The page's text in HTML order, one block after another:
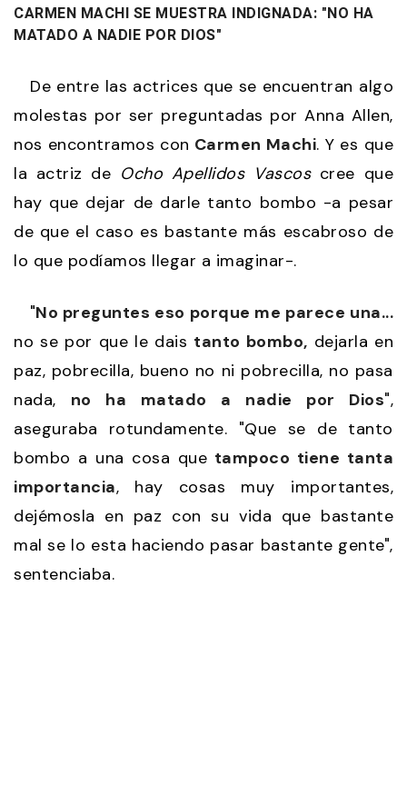
CARMEN MACHI SE MUESTRA INDIGNADA: "NO HA
MATADO A NADIE POR DIOS"
De entre las actrices que se encuentran algo
molestas por ser preguntadas por Anna Allen,
nos encontramos con Carmen Machi. Y es que
la actriz de Ocho Apellidos Vascoscree que
hay que dejar de darle tanto bombo -a pesar
de que el caso es bastante más escabroso de
lo que podíamos llegar a imaginar-.
"No preguntes eso porque me parece una...
no se por que le dais tanto bombo, dejarla en
paz, pobrecilla, bueno no ni pobrecilla, no pasa
nada, no ha matado a nadie por Dios",
aseguraba rotundamente. "Que se de tanto
bombo a una cosa que tampoco tiene tanta
importancia, hay cosas muy importantes,
dejémosla en paz con su vida que bastante
mal se lo esta haciendo pasar bastante gente",
sentenciaba.